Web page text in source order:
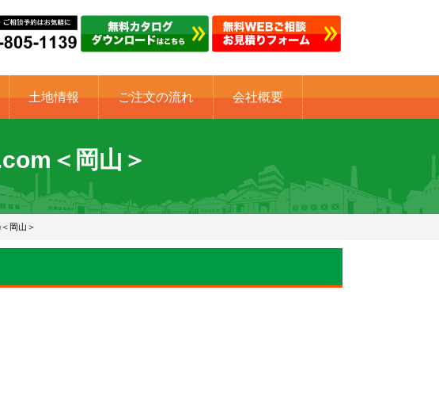
土地情報 ご注文の流れ 会社概要
＜岡山＞
岡山＞